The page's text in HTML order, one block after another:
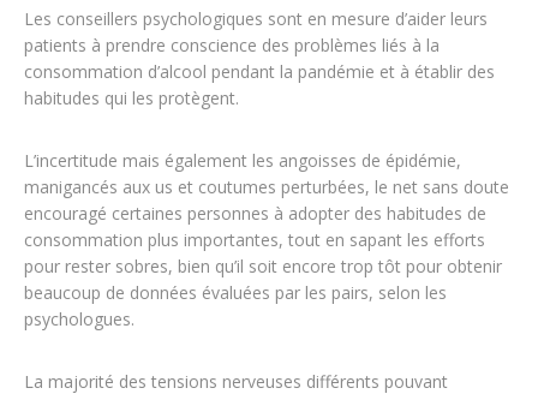
Les conseillers psychologiques sont en mesure d’aider leurs
patients à prendre conscience des problèmes liés à la
consommation d’alcool pendant la pandémie et à établir des
habitudes qui les protègent.
L’incertitude mais également les angoisses de épidémie,
manigancés aux us et coutumes perturbées, le net sans doute
encouragé certaines personnes à adopter des habitudes de
consommation plus importantes, tout en sapant les efforts
pour rester sobres, bien qu’il soit encore trop tôt pour obtenir
beaucoup de données évaluées par les pairs, selon les
psychologues.
La majorité des tensions nerveuses différents pouvant